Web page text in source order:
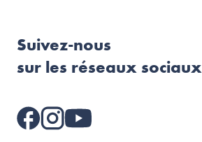
Suivez-nous
sur les réseaux sociaux